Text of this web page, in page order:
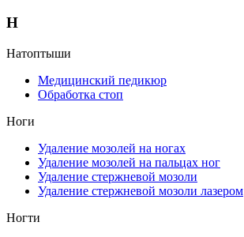
Н
Натоптыши
Медицинский педикюр
Обработка стоп
Ноги
Удаление мозолей на ногах
Удаление мозолей на пальцах ног
Удаление стержневой мозоли
Удаление стержневой мозоли лазером
Ногти